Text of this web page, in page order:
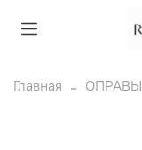
Главная ОПРАВЫ